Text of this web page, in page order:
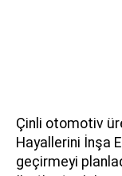
Çinli otomotiv
Hayallerini İnşa
geçirmeyi